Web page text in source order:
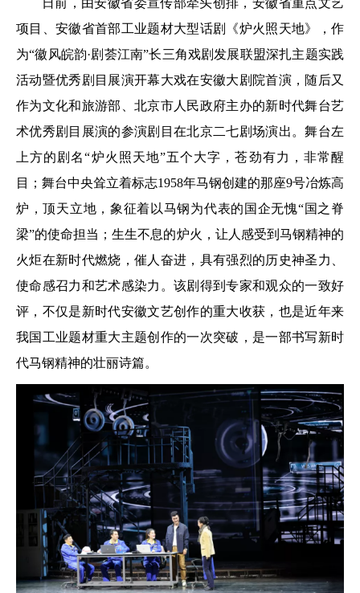
日前，由安徽省委宣传部牵头创排，安徽省重点文艺
项目、安徽省首部工业题材大型话剧《炉火照天地》，作
为“徽风皖韵·剧荟江南”长三角戏剧发展联盟深扎主题实践
活动暨优秀剧目展演开幕大戏在安徽大剧院首演，随后又
作为文化和旅游部、北京市人民政府主办的新时代舞台艺
术优秀剧目展演的参演剧目在北京二七剧场演出。舞台左
上方的剧名“炉火照天地”五个大字，苍劲有力，非常醒
目；舞台中央耸立着标志1958年马钢创建的那座9号冶炼高
炉，顶天立地，象征着以马钢为代表的国企无愧“国之脊
梁”的使命担当；生生不息的炉火，让人感受到马钢精神的
火炬在新时代燃烧，催人奋进，具有强烈的历史神圣力、
使命感召力和艺术感染力。该剧得到专家和观众的一致好
评，不仅是新时代安徽文艺创作的重大收获，也是近年来
我国工业题材重大主题创作的一次突破，是一部书写新时
代马钢精神的壮丽诗篇。